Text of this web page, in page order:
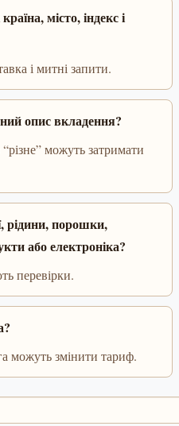
місто, індекс і
і митні запити.
опис вкладення?
можуть затримати
рідини, порошки,
або електроніка?
перевірки.
можуть змінити тариф.